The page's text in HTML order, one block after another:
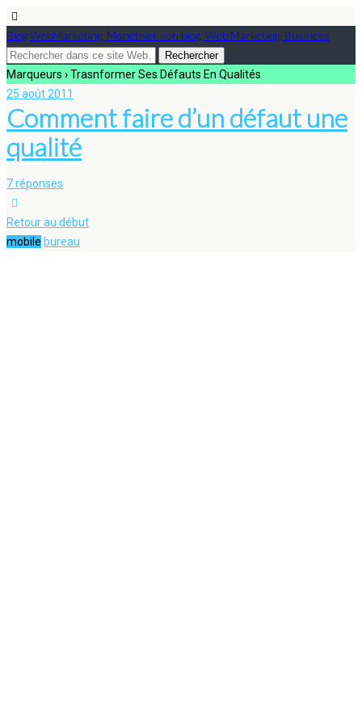
Blog WebMarketing, Monétiser son blog, Web Marketing, Business
Marqueurs › Trasnformer Ses Défauts En Qualités
25 août 2011
Comment faire d’un défaut une
qualité
7 réponses
Retour au début
mobile bureau